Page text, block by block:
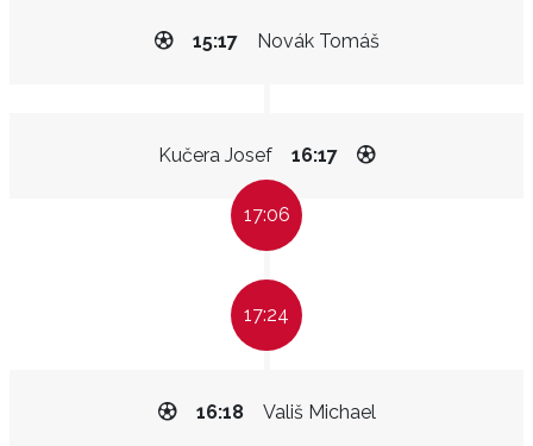
Novák Tomáš
15:17
Kučera Josef 16:17
17:06
17:24
Vališ Michael
16:18